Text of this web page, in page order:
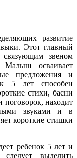
развитие
Этот главный
связующим звеном
осваивает
предложения и
5 лет способен
стихи, басни
поговорок, находит
звуками и в
короткие стишки
ребенок 5 лет и
выделить